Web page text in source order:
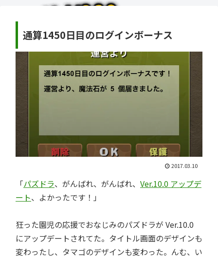
通算1450日目のログインボーナス
2017.03.10
「パズドラ、がんばれ、がんばれ、 Ver.10.0 アップデ
ート、よかったです！」
狂った園児の応援でおなじみのパズドラが Ver.10.0
にアップデートされてた。タイトル画面のデザインも
変わったし、タマゴのデザインも変わった。んむ、い